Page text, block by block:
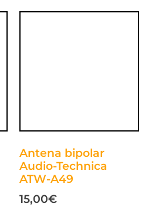
Antena bipolar
Audio-Technica
ATW-A49
15,00€